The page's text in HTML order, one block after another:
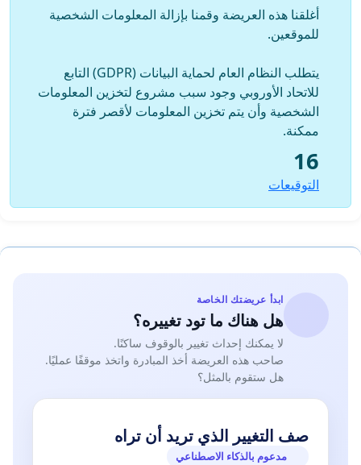
أغلقنا هذه العريضة وقمنا بإزالة المعلومات الشخصية
للموقعين.
يتطلب النظام العام لحماية البيانات (GDPR) التابع
للاتحاد الأوروبي وجود سبب مشروع لتخزين المعلومات
الشخصية وأن يتم تخزين المعلومات لأقصر فترة
ممكنة.
16
التوقيعات
ابدأ عريضتك الخاصة
هل هناك ما تود تغييره؟
لا يمكنك إحداث تغيير بالوقوف ساكنًا.
صاحب هذه العريضة أخذ المبادرة واتخذ موقفًا عمليًا.
هل ستقوم بالمثل؟
صف التغيير الذي تريد أن تراه
مدعوم بالذكاء الاصطناعي